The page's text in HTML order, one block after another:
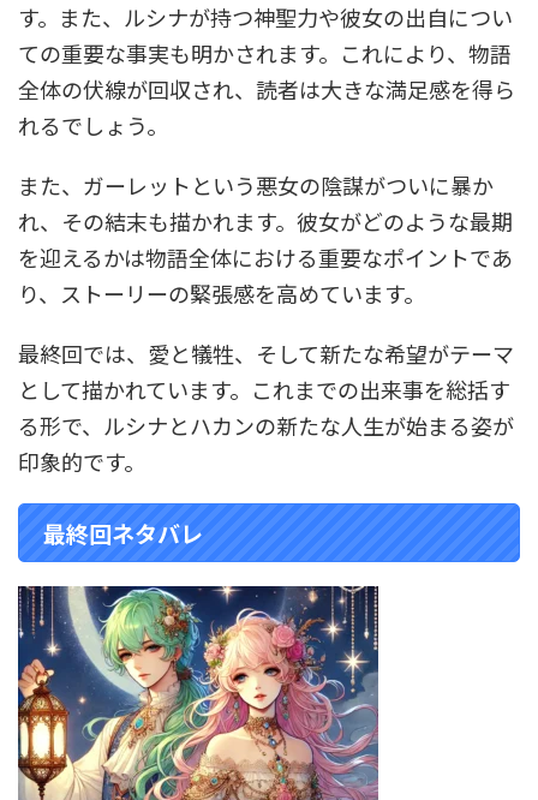
す。また、ルシナが持つ神聖力や彼女の出自につい
ての重要な事実も明かされます。これにより、物語
全体の伏線が回収され、読者は大きな満足感を得ら
れるでしょう。
また、ガーレットという悪女の陰謀がついに暴か
れ、その結末も描かれます。彼女がどのような最期
を迎えるかは物語全体における重要なポイントであ
り、ストーリーの緊張感を高めています。
最終回では、愛と犠牲、そして新たな希望がテーマ
として描かれています。これまでの出来事を総括す
る形で、ルシナとハカンの新たな人生が始まる姿が
印象的です。
最終回ネタバレ